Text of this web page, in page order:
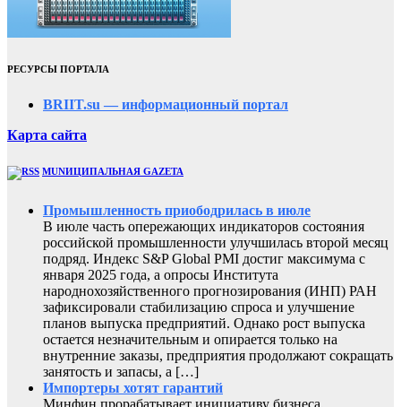
РЕСУРСЫ ПОРТАЛА
BRIIT.su — информационный портал
Карта сайта
MUNИЦИПАЛЬНАЯ GAZЕТА
Промышленность приободрилась в июле
В июле часть опережающих индикаторов состояния
российской промышленности улучшилась второй месяц
подряд. Индекс S&P Global PMI достиг максимума с
января 2025 года, а опросы Института
народнохозяйственного прогнозирования (ИНП) РАН
зафиксировали стабилизацию спроса и улучшение
планов выпуска предприятий. Однако рост выпуска
остается незначительным и опирается только на
внутренние заказы, предприятия продолжают сокращать
занятость и запасы, а […]
Импортеры хотят гарантий